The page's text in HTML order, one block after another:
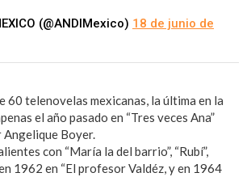
(@ANDIMexico) 18 de junio de
60 telenovelas mexicanas, la última en la
el año pasado en “Tres veces Ana”
Boyer.
con “María la del barrio”, “Rubí”,
1962 en “El profesor Valdéz, y en 1964